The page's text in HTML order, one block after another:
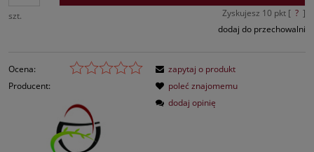
szt. Zyskujesz 10 pkt [ ? ]
dodaj do przechowalni
Ocena:
Producent:
zapytaj o produkt
poleć znajomemu
dodaj opinię